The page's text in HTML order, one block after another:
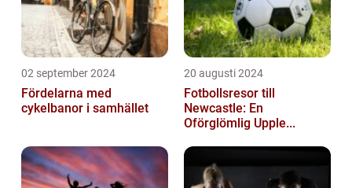
02 september 2024
Fördelarna med
cykelbanor i samhället
20 augusti 2024
Fotbollsresor till
Newcastle: En
Oförglömlig Upple...